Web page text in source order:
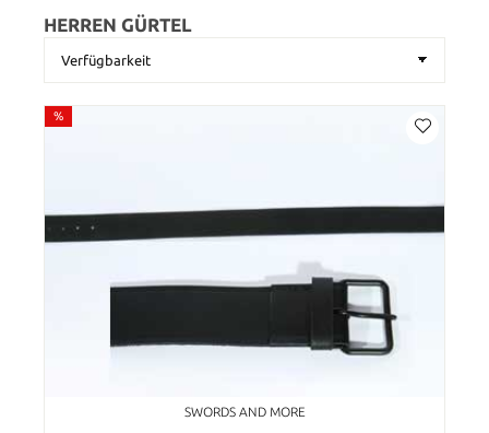
HERREN GÜRTEL
%
SWORDS AND MORE